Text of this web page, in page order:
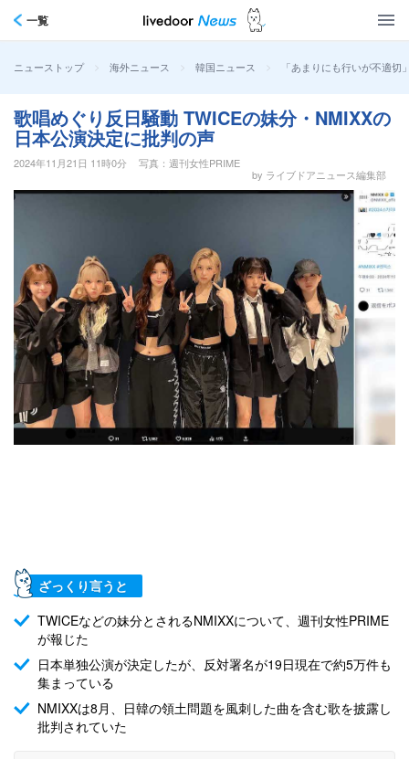
一覧
ニューストップ > 海外ニュース > 韓国ニュース > 「あまりにも行いが不適
歌唱めぐり反日騒動 TWICEの妹分・NMIXXの
日本公演決定に批判の声
2024年11月21日 11時0分
写真：週刊女性PRIME
by ライブドアニュース編集部
ざっくり言うと
TWICEなどの妹分とされるNMIXXについて、週刊女性PRIME
が報じた
日本単独公演が決定したが、反対署名が19日現在で約5万件も
集まっている
NMIXXは8月、日韓の領土問題を風刺した曲を含む歌を披露し
批判されていた